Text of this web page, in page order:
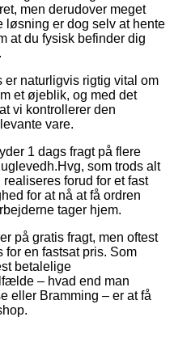
men derudover meget
løsning er dog selv at hente
at du fysisk befinder dig
er naturligvis rigtig vital om
et øjeblik, og med det
vi kontrollerer den
vare.
1 dags fragt på flere
som trods alt
forud for et fast
for at nå at få ordren
tager hjem.
på gratis fragt, men oftest
en fastsat pris. Som
betalelige
– hvad end man
eller Bramming – er at få